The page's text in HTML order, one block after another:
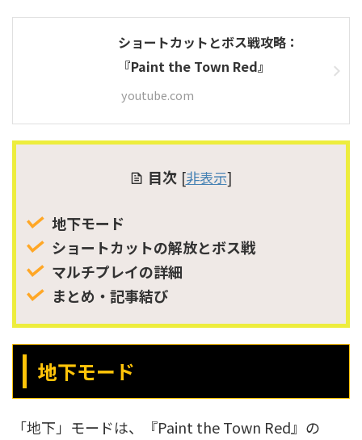
ショートカットとボス戦攻略：
『Paint the Town Red』
youtube.com
目次 [非表示]
地下モード
ショートカットの解放とボス戦
マルチプレイの詳細
まとめ・記事結び
地下モード
「地下」モードは、『Paint the Town Red』の